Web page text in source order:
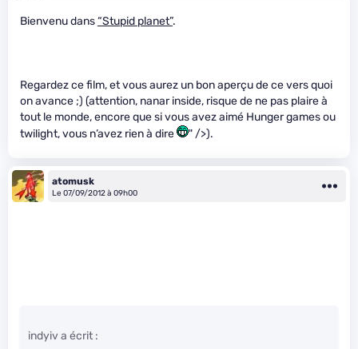
Bienvenu dans“Stupid planet”.
Regardez ce film, et vous aurez un bon aperçu de ce vers quoi
on avance ;) (attention, nanar inside, risque de ne pas plaire à
tout le monde, encore que si vous avez aimé Hunger games ou
twilight, vous n’avez rien à dire
" />).
atomusk
Le 07/09/2012 à 09h00
indyiv a écrit :